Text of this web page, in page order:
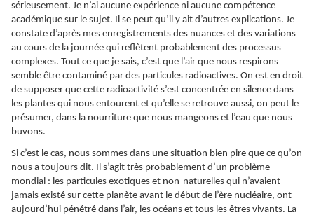
sérieusement. Je n’ai aucune expérience ni aucune compétence
académique sur le sujet. Il se peut qu’il y ait d’autres explications. Je
constate d’après mes enregistrements des nuances et des variations
au cours de la journée qui reflètent probablement des processus
complexes. Tout ce que je sais, c’est que l’air que nous respirons
semble être contaminé par des particules radioactives. On est en droit
de supposer que cette radioactivité s’est concentrée en silence dans
les plantes qui nous entourent et qu’elle se retrouve aussi, on peut le
présumer, dans la nourriture que nous mangeons et l’eau que nous
buvons.
Si c’est le cas, nous sommes dans une situation bien pire que ce qu’on
nous a toujours dit. Il s’agit très probablement d’un problème
mondial : les particules exotiques et non-naturelles qui n’avaient
jamais existé sur cette planète avant le début de l’ère nucléaire, ont
aujourd’hui pénétré dans l’air, les océans et tous les êtres vivants. La